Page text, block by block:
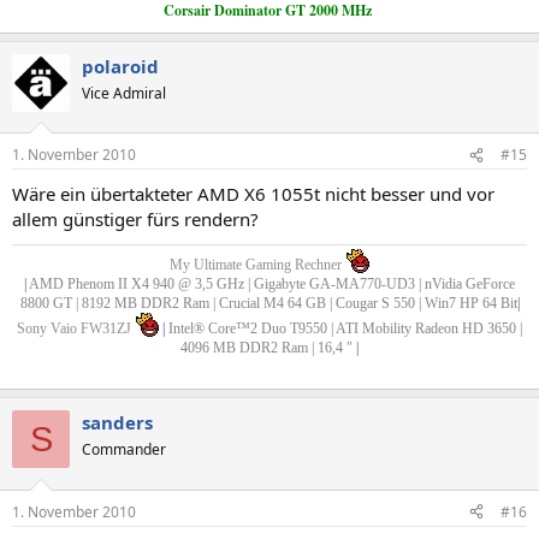
Corsair Dominator GT 2000 MHz
polaroid
Vice Admiral
1. November 2010 #15
Wäre ein übertakteter AMD X6 1055t nicht besser und vor
allem günstiger fürs rendern?
My Ultimate Gaming Rechner
AMD Phenom II X4 940 @ 3,5 GHz | Gigabyte GA-MA770-UD3 | nVidia GeForce
8800 GT | 8192 MB DDR2 Ram | Crucial M4 64 GB | Cougar S 550 | Win7 HP 64 Bit|
Sony Vaio FW31ZJ
Intel® Core™2 Duo T9550 | ATI Mobility Radeon HD 3650 |
4096 MB DDR2 Ram | 16,4 "
S sanders
Commander
1. November 2010 #16